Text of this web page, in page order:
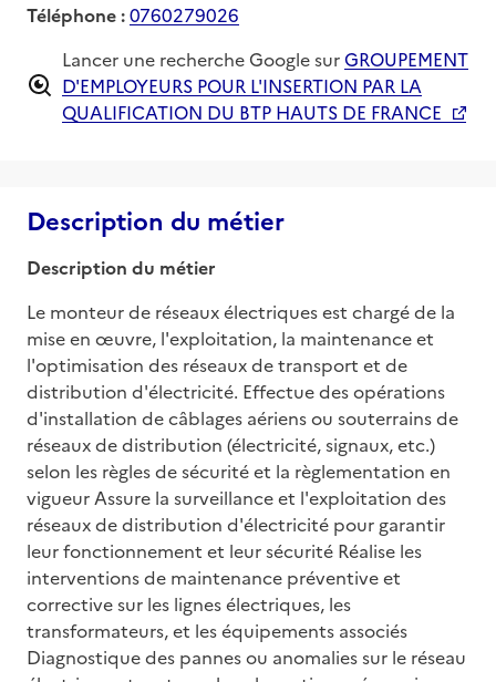
Téléphone :0760279026
Lancer une recherche Google surGROUPEMENT
D'EMPLOYEURS POUR L'INSERTION PAR LA
QUALIFICATION DU BTP HAUTS DE FRANCE
Description du métier
Description du métier
Le monteur de réseaux électriques est chargé de la
mise en œuvre, l'exploitation, la maintenance et
l'optimisation des réseaux de transport et de
distribution d'électricité. Effectue des opérations
d'installation de câblages aériens ou souterrains de
réseaux de distribution (électricité, signaux, etc.)
selon les règles de sécurité et la règlementation en
vigueur Assure la surveillance et l'exploitation des
réseaux de distribution d'électricité pour garantir
leur fonctionnement et leur sécurité Réalise les
interventions de maintenance préventive et
corrective sur les lignes électriques, les
transformateurs, et les équipements associés
Diagnostique des pannes ou anomalies sur le réseau